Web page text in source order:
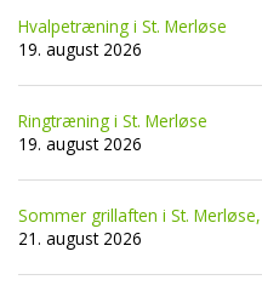
Hvalpetræning i St. Merløse
19. august 2026
Ringtræning i St. Merløse
19. august 2026
Sommer grillaften i St.
21. august 2026